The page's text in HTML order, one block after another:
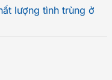
lượng tình trùng ở